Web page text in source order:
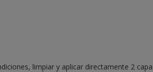
limpiar y aplicar directamente 2